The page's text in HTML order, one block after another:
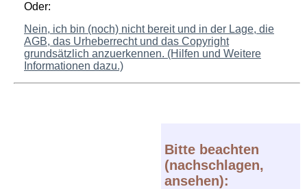
Oder:
Nein, ich bin (noch) nicht bereit und in der Lage, die
AGB, das Urheberrecht und das Copyright
grundsätzlich anzuerkennen. (Hilfen und Weitere
Informationen dazu.)
Bitte beachten
(nachschlagen,
ansehen):